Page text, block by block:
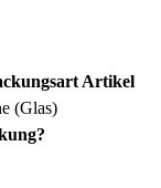
Artikel
(Glas)